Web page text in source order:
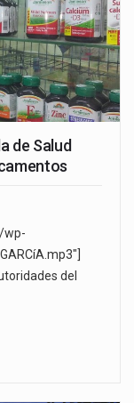
de Salud
wp-
del